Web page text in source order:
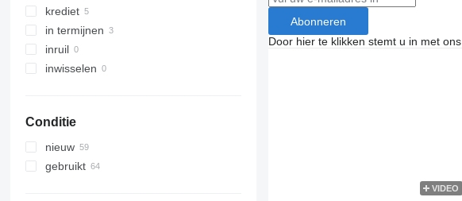
krediet
in termijnen
inruil
inwisselen
Conditie
nieuw
gebruikt
Abonneren
Door hier te klikken stemt u in met ons
VIDEO